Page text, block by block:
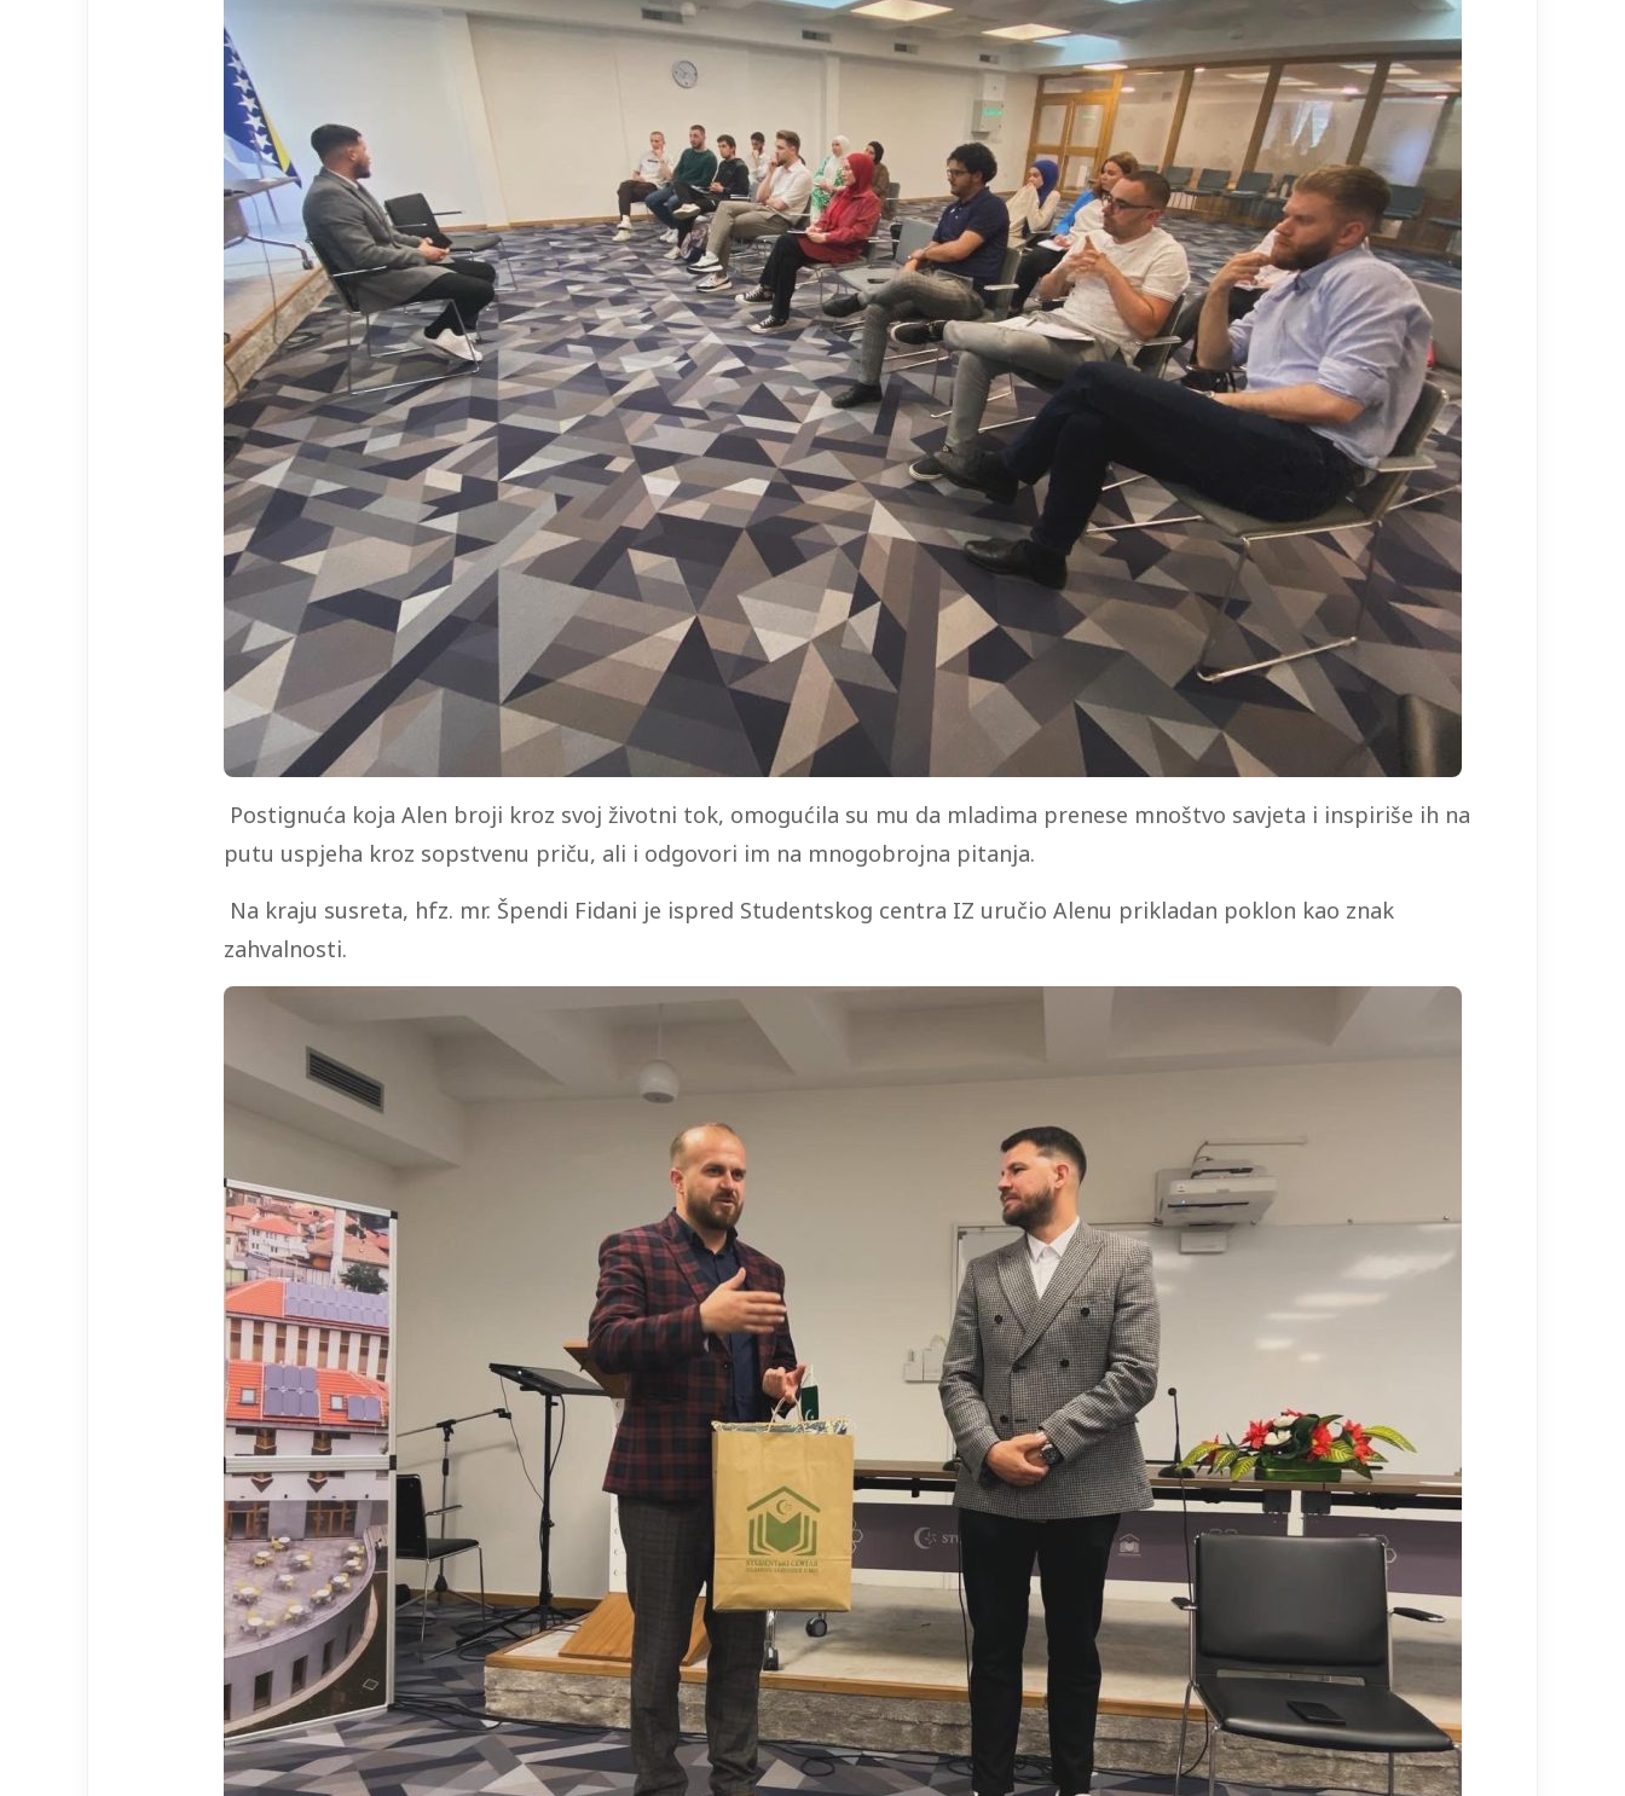
Postignuća koja Alen broji kroz svoj životni tok, omogućila su mu da mladima prenese mnoštvo savjeta i inspiriše ih na
putu uspjeha kroz sopstvenu priču, ali i odgovori im na mnogobrojna pitanja.
Na kraju susreta, hfz. mr. Špendi Fidani je ispred Studentskog centra IZ uručio Alenu prikladan poklon kao znak
zahvalnosti.